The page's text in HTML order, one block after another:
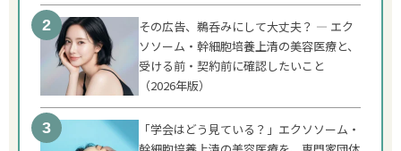
その広告、鵜呑みにして大丈夫？ ― エク
ソソーム・幹細胞培養上清の美容医療と、
受ける前・契約前に確認したいこと
（2026年版）
「学会はどう見ている？」エクソソーム・